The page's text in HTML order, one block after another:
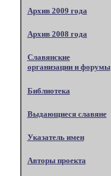
Архив 2009 года
Архив 2008 года
Славянские
организации и форумы
Библиотека
Выдающиеся славяне
Указатель имен
Авторы проекта